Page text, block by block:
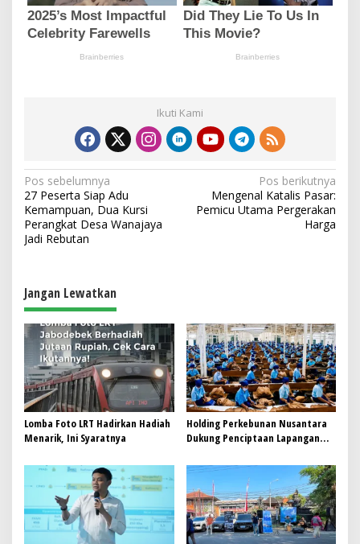
Ikuti Kami
N
a
v
i
a
s
i
p
o
s
Pos sebelumnya
27 Peserta Siap Adu
Kemampuan, Dua Kursi
Perangkat Desa Wanajaya
Jadi Rebutan
Pos berikutnya
Mengenal Katalis Pasar:
Pemicu Utama Pergerakan
Harga
Jangan Lewatkan
Lomba Foto LRT Hadirkan Hadiah
Menarik, Ini Syaratnya
Holding Perkebunan Nusantara
Dukung Penciptaan Lapangan
Pekerja di Pabrik Tembakau